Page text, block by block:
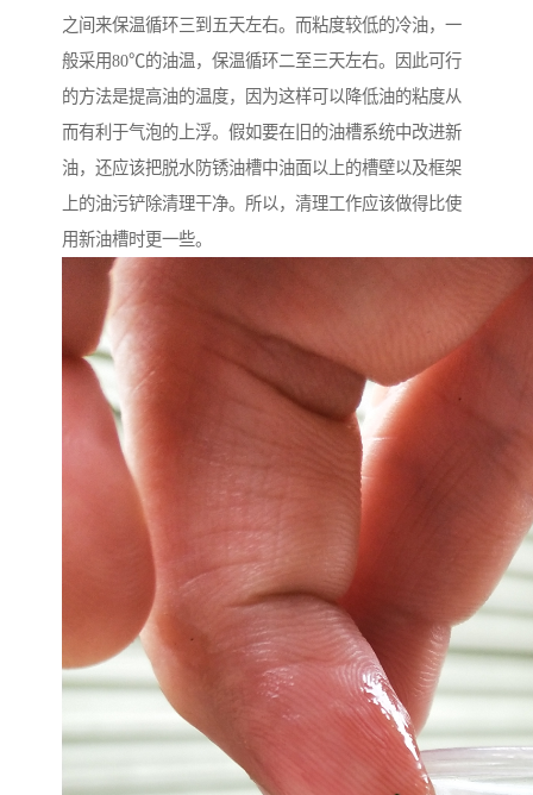
之间来保温循环三到五天左右。而粘度较低的冷油，一
般采用80℃的油温，保温循环二至三天左右。因此可行
的方法是提高油的温度，因为这样可以降低油的粘度从
而有利于气泡的上浮。假如要在旧的油槽系统中改进新
油，还应该把脱水防锈油槽中油面以上的槽壁以及框架
上的油污铲除清理干净。所以，清理工作应该做得比使
用新油槽时更一些。